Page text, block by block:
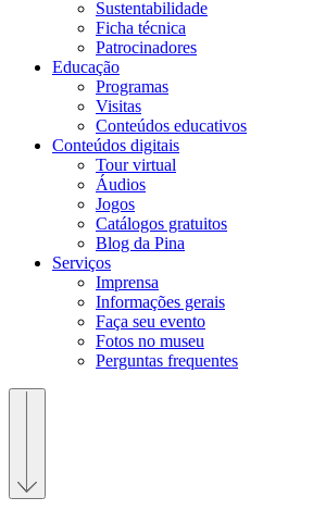
Sustentabilidade
Ficha técnica
Patrocinadores
Educação
Programas
Visitas
Conteúdos educativos​
Conteúdos digitais
Tour virtual
Áudios
Jogos
Catálogos gratuitos
Blog da Pina
Serviços
Imprensa
Informações gerais
Faça seu evento
Fotos no museu
Perguntas frequentes